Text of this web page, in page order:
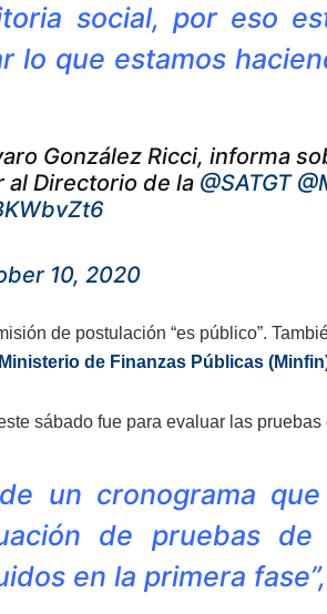
social, por eso
lo que estamos
González Ricci, informa
al Directorio de la @SATGT
10, 2020
de postulación “es público”.
Ministerio de Finanzas Públicas
sábado fue para evaluar las
un cronograma
de pruebas
en la primera